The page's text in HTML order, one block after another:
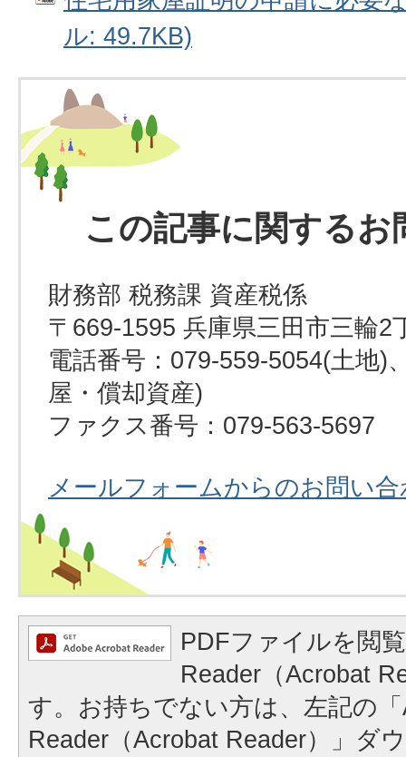
ル: 49.7KB)
この記事に関するお
財務部 税務課 資産税係
〒669-1595 兵庫県三田市三輪2
電話番号：079-559-5054(土地)
屋・償却資産)
ファクス番号：079-563-5697
メールフォームからのお問い
PDFファイルを閲
Reader（Acrobat
す。お持ちでない方は、左記の
Reader（Acrobat Reader）」ダ